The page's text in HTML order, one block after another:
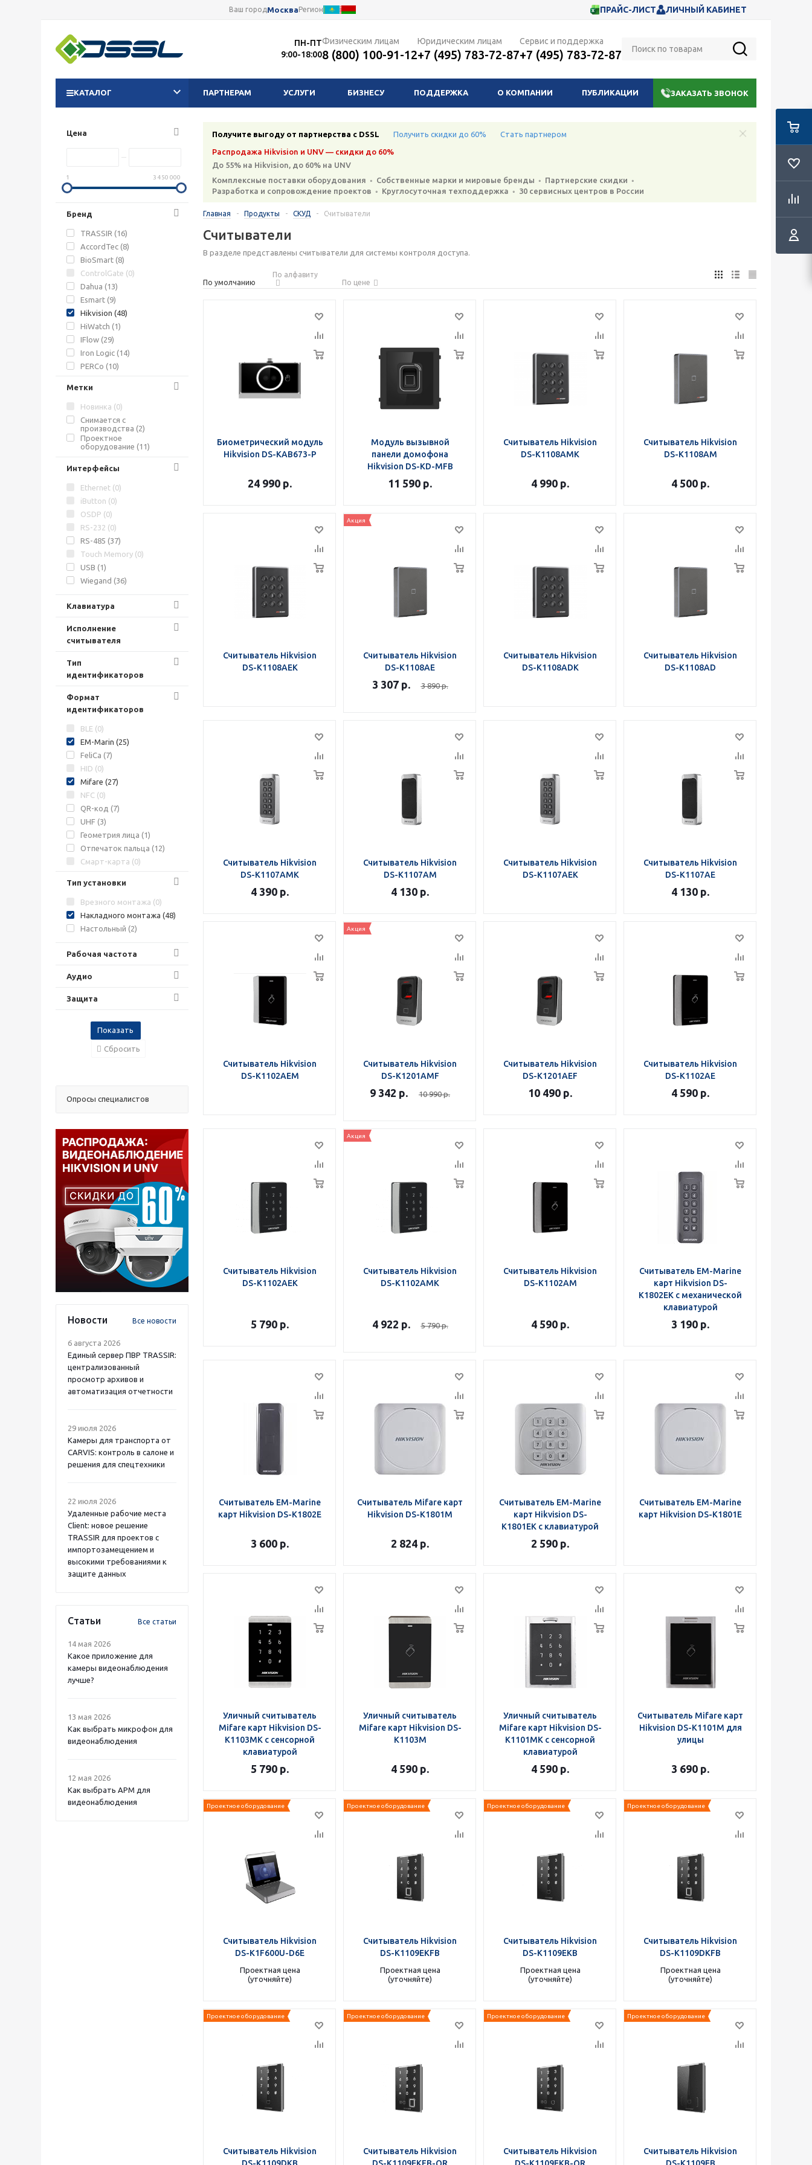
Ваш городМоскваРегион ПРАЙС-ЛИСТ ЛИЧНЫЙ КАБИНЕТ
ПН-ПТ
9:00-18:00
Физическим лицам
8 (800) 100-91-12
Юридическим лицам
+7 (495) 783-72-87
Сервис и поддержка
+7 (495) 783-72-87
КАТАЛОГ ПАРТНЕРАМ УСЛУГИ БИЗНЕСУ ПОДДЕРЖКА О КОМПАНИИ ПУБЛИКАЦИИ ЗАКАЗАТЬ ЗВОНОК
Цена
1 3 450 000
Бренд
TRASSIR (16)
AccordTec (8)
BioSmart (8)
ControlGate (0)
Dahua (13)
Esmart (9)
Hikvision (48)
HiWatch (1)
IFlow (29)
Iron Logic (14)
PERCo (10)
Sigur (
Slinex (1)
Smartec (29 )
Wisenet (9)
ZKTeco (29)
«Прокс» (13
ЮПХ (0)
Метки
Новинка (0)
Снимается с
производства (2)
Проектное
оборудование (11)
Интерфейсы
Ethernet (0)
iButton (0)
OSDP (0)
RS-232 (0)
RS-485 (37)
Touch Memory (0)
USB (1)
Wiegand (36)
Клавиатура
Исполнение
считывателя
Тип
идентификаторов
Формат
идентификаторов
BLE (0)
EM-Marin (25)
FeliCa (7)
HID (0)
Mifare (27)
NFC (0)
QR-код (7)
UHF (3)
Геометрия лица (1)
Отпечаток пальца (12)
Смарт-карта (0)
Тип установки
Врезного монтажа (0)
Накладного монтажа (48)
Настольный (2)
Рабочая частота
Аудио
Защита
Сбросить
Опросы специалистов
Новости Все новости
6 августа 2026
Единый сервер ПВР TRASSIR:
централизованный
просмотр архивов и
автоматизация отчетности
29 июля 2026
Камеры для транспорта от
CARVIS: контроль в салоне и
решения для спецтехники
22 июля 2026
Удаленные рабочие места
Client: новое решение
TRASSIR для проектов с
импортозамещением и
высокими требованиями к
защите данных
Статьи Все статьи
14 мая 2026
Какое приложение для
камеры видеонаблюдения
лучше?
13 мая 2026
Как выбрать микрофон для
видеонаблюдения
12 мая 2026
Как выбрать APM для
видеонаблюдения
Получите выгоду от партнерства с DSSL Получить скидки до 60% Стать партнером
Распродажа Hikvision и UNV — скидки до 60%
До 55% на Hikvision, до 60% на UNV
Комплексные поставки оборудования ◦ Собственные марки и мировые бренды ◦ Партнерские скидки ◦
Разработка и сопровождение проектов ◦ Круглосуточная техподдержка ◦ 30 сервисных центров в России
Главная - Продукты - СКУД - Считыватели
Считыватели
В разделе представлены считыватели для системы контроля доступа.
По умолчанию
По алфавиту
По цене
Биометрический модуль
Hikvision DS-KAB673-P
24 990 р.
Модуль вызывной
панели домофона
Hikvision DS-KD-MFB
11 590 р.
Считыватель Hikvision
DS-K1108AMK
4 990 р.
Считыватель Hikvision
DS-K1108AM
4 500 р.
Считыватель Hikvision
DS-K1108AEK
Акция
Считыватель Hikvision
DS-K1108AE
3 307р. 3 890р.
Считыватель Hikvision
DS-K1108ADK
Считыватель Hikvision
DS-K1108AD
Считыватель Hikvision
DS-K1107AMK
4 390 р.
Считыватель Hikvision
DS-K1107AM
4 130 р.
Считыватель Hikvision
DS-K1107AEK
Считыватель Hikvision
DS-K1107AE
4 130 р.
Считыватель Hikvision
DS-K1102AEM
Акция
Считыватель Hikvision
DS-K1201AMF
9 342 р. 10 990р.
Считыватель Hikvision
DS-K1201AEF
10 490 р.
Считыватель Hikvision
DS-K1102AE
4 590 р.
Считыватель Hikvision
DS-K1102AEK
5 790 р.
Акция
Считыватель Hikvision
DS-K1102AMK
4 922 р. 5 790р.
Считыватель Hikvision
DS-K1102AM
4 590 р.
Считыватель EM-Marine
карт Hikvision DS-
K1802EK с механической
клавиатурой
3 190 р.
Считыватель EM-Marine
карт Hikvision DS-K1802E
3 600 р.
Считыватель Mifare карт
Hikvision DS-K1801M
2 824 р.
Считыватель EM-Marine
карт Hikvision DS-
K1801EK с клавиатурой
2 590 р.
Считыватель EM-Marine
карт Hikvision DS-K1801E
Уличный считыватель
Mifare карт Hikvision DS-
K1103MK с сенсорной
клавиатурой
5 790 р.
Уличный считыватель
Mifare карт Hikvision DS-
K1103M
4 590 р.
Уличный считыватель
Mifare карт Hikvision DS-
K1101MK с сенсорной
клавиатурой
4 590 р.
Считыватель Mifare карт
Hikvision DS-K1101M для
улицы
3 690 р.
Проектное оборудование
Считыватель Hikvision
DS-K1F600U-D6E
Проектная цена
(уточняйте)
Проектное оборудование
Считыватель Hikvision
DS-K1109EKFB
Проектная цена
(уточняйте)
Проектное оборудование
Считыватель Hikvision
DS-K1109EKB
Проектная цена
(уточняйте)
Проектное оборудование
Считыватель Hikvision
DS-K1109DKFB
Проектная цена
(уточняйте)
Проектное оборудование
Считыватель Hikvision
DS-K1109DKB
Проектное оборудование
Считыватель Hikvision
DS-K1109EKFB-QR
Проектное оборудование
Считыватель Hikvision
DS-K1109EKB-QR
Проектное оборудование
Считыватель Hikvision
DS-K1109EB